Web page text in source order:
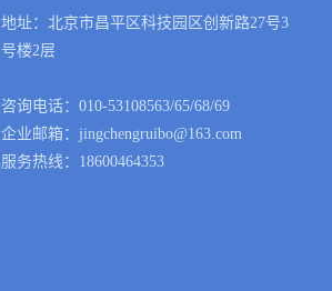
地址：北京市昌平区科技园区创新路27号3
号楼2层
咨询电话：010-53108563/65/68/69
企业邮箱：jingchengruibo@163.com
服务热线：18600464353